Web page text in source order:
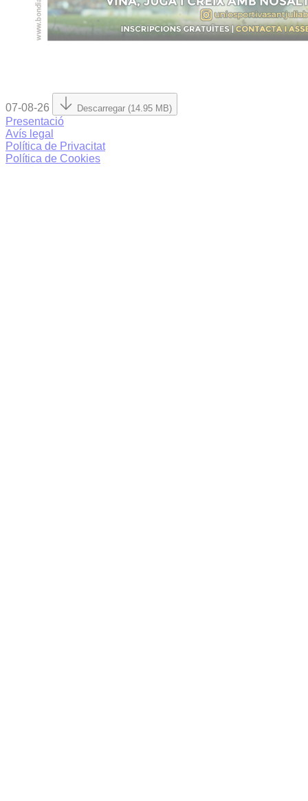
07-08-26 Descarregar (14.95 MB)
Presentació
Avís legal
Política de Privacitat
Política de Cookies